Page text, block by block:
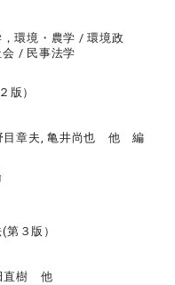
環境・農学 / 環境政
/ 民事法学
版）
目章夫, 亀井尚也 他 編
３版）
直樹 他